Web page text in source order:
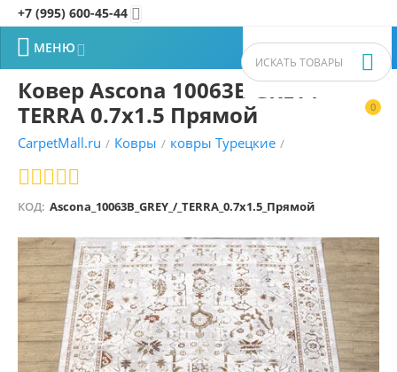
+7 (995) 600-45-44 
0


 МЕНЮ
Ковер Ascona 10063B GREY /
TERRA 0.7x1.5 Прямой
CarpetMall.ru / Ковры / ковры Турецкие /
КОД: Ascona_10063B_GREY_/_TERRA_0.7x1.5_Прямой